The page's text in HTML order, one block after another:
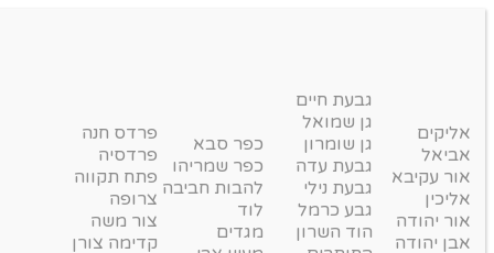
אליקים
אביאל
אור עקיבא
אליכין
אור יהודה
אבן יהודה
גבעת חיים
גן שמואל
גן שומרון
גבעת עדה
גבעת נילי
גבע כרמל
הוד השרון
כפר סבא
כפר שמריהו
להבות חביבה
לוד
מגדים
פרדס חנה
פרדסיה
פתח תקווה
צרופה
צור משה
קדימה צורן